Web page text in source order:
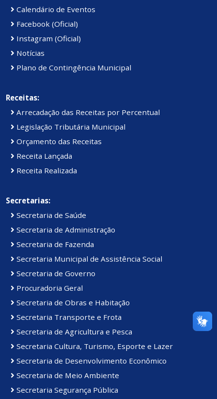
Calendário de Eventos
Facebook (Oficial)
Instagram (Oficial)
Notícias
Plano de Contingência Municipal
Receitas:
Arrecadação das Receitas por Percentual
Legislação Tributária Municipal
Orçamento das Receitas
Receita Lançada
Receita Realizada
Secretarias:
Secretaria de Saúde
Secretaria de Administração
Secretaria de Fazenda
Secretaria Municipal de Assistência Social
Secretaria de Governo
Procuradoria Geral
Secretaria de Obras e Habitação
Secretaria Transporte e Frota
Secretaria de Agricultura e Pesca
Secretaria Cultura, Turismo, Esporte e Lazer
Secretaria de Desenvolvimento Econômico
Secretaria de Meio Ambiente
Secretaria Segurança Pública